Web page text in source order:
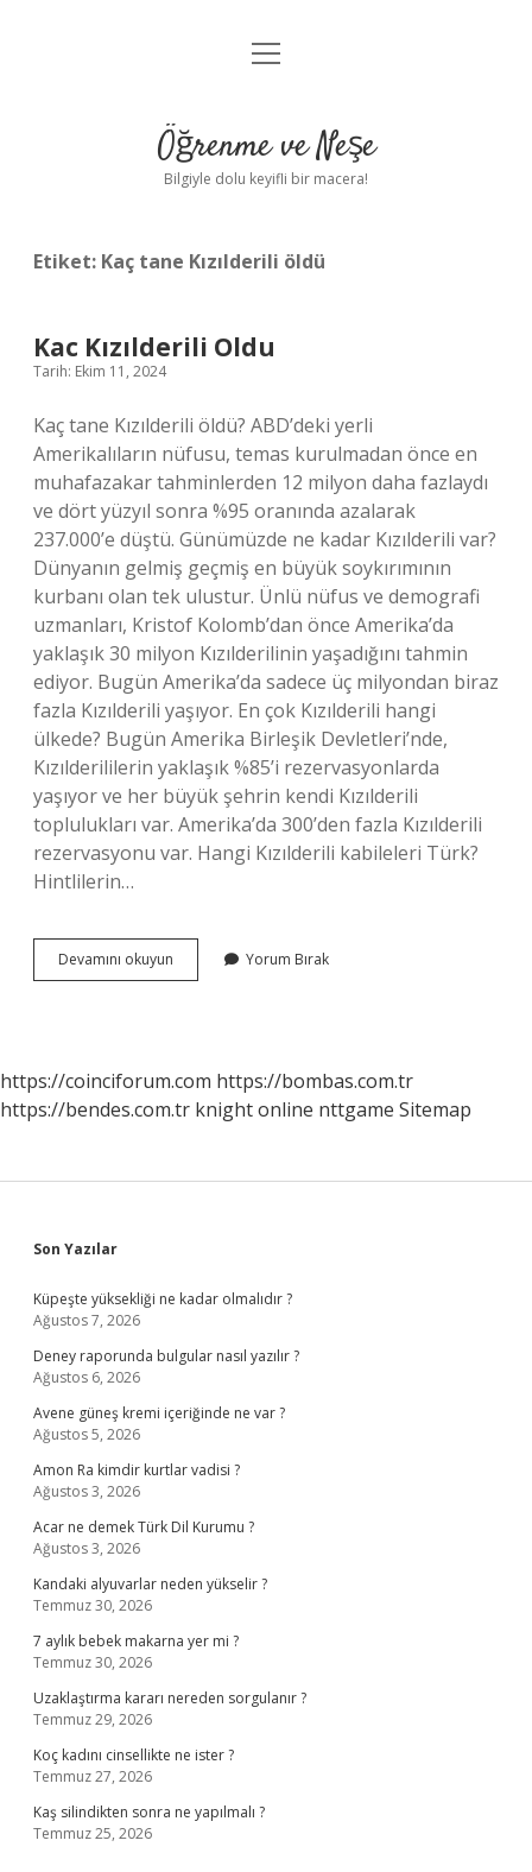
Anasayfa
Yasal Uyarı
menüyü
Öğrenme ve Neşe
Bilgiyle dolu keyifli bir macera!
Etiket: Kaç tane Kızılderili öldü
Kac Kızılderili Oldu
Tarih: Ekim 11, 2024
Kaç tane Kızılderili öldü? ABD’deki yerli
Amerikalıların nüfusu, temas kurulmadan önce en
muhafazakar tahminlerden 12 milyon daha fazlaydı
ve dört yüzyıl sonra %95 oranında azalarak
237.000’e düştü. Günümüzde ne kadar Kızılderili var?
Dünyanın gelmiş geçmiş en büyük soykırımının
kurbanı olan tek ulustur. Ünlü nüfus ve demografi
uzmanları, Kristof Kolomb’dan önce Amerika’da
yaklaşık 30 milyon Kızılderilinin yaşadığını tahmin
ediyor. Bugün Amerika’da sadece üç milyondan biraz
fazla Kızılderili yaşıyor. En çok Kızılderili hangi
ülkede? Bugün Amerika Birleşik Devletleri’nde,
Kızılderililerin yaklaşık %85’i rezervasyonlarda
yaşıyor ve her büyük şehrin kendi Kızılderili
toplulukları var. Amerika’da 300’den fazla Kızılderili
rezervasyonu var. Hangi Kızılderili kabileleri Türk?
Hintlilerin…
Devamını okuyun
Kızılderili
Yorum Bırak
https://coinciforum.com https://bombas.com.tr
https://bendes.com.tr knight online nttgame Sitemap
Sidebar
Son Yazılar
Küpeşte yüksekliği ne kadar olmalıdır ?
Ağustos 7, 2026
Deney raporunda bulgular nasıl yazılır ?
Ağustos 6, 2026
Avene güneş kremi içeriğinde ne var ?
Ağustos 5, 2026
Amon Ra kimdir kurtlar vadisi ?
Ağustos 3, 2026
Acar ne demek Türk Dil Kurumu ?
Ağustos 3, 2026
Kandaki alyuvarlar neden yükselir ?
Temmuz 30, 2026
7 aylık bebek makarna yer mi ?
Temmuz 30, 2026
Uzaklaştırma kararı nereden sorgulanır ?
Temmuz 29, 2026
Koç kadını cinsellikte ne ister ?
Temmuz 27, 2026
Kaş silindikten sonra ne yapılmalı ?
Temmuz 25, 2026